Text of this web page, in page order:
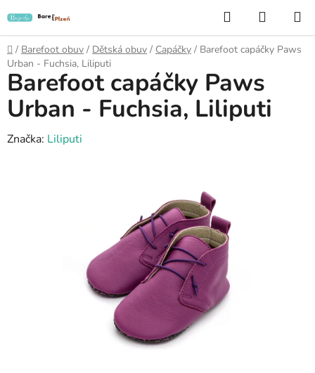
na
obsah
Hledat
KOŠÍK
Domů
/ Barefoot obuv / Dětská obuv / Capáčky / Barefoot capáčky Paws
Urban - Fuchsia, Liliputi
Barefoot capáčky Paws
Urban - Fuchsia, Liliputi
Značka: Liliputi